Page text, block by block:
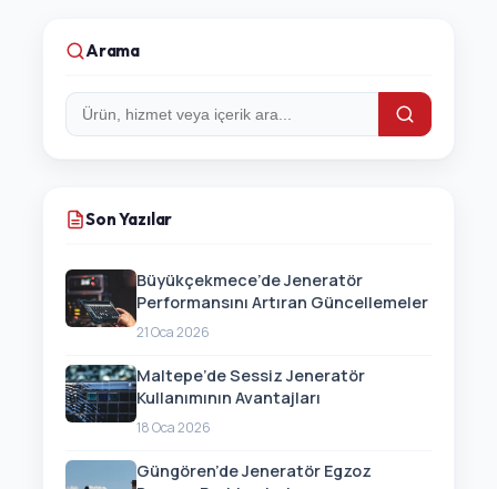
Arama
Arama:
Son Yazılar
Büyükçekmece’de Jeneratör
Performansını Artıran Güncellemeler
21 Oca 2026
Maltepe’de Sessiz Jeneratör
Kullanımının Avantajları
18 Oca 2026
Güngören’de Jeneratör Egzoz